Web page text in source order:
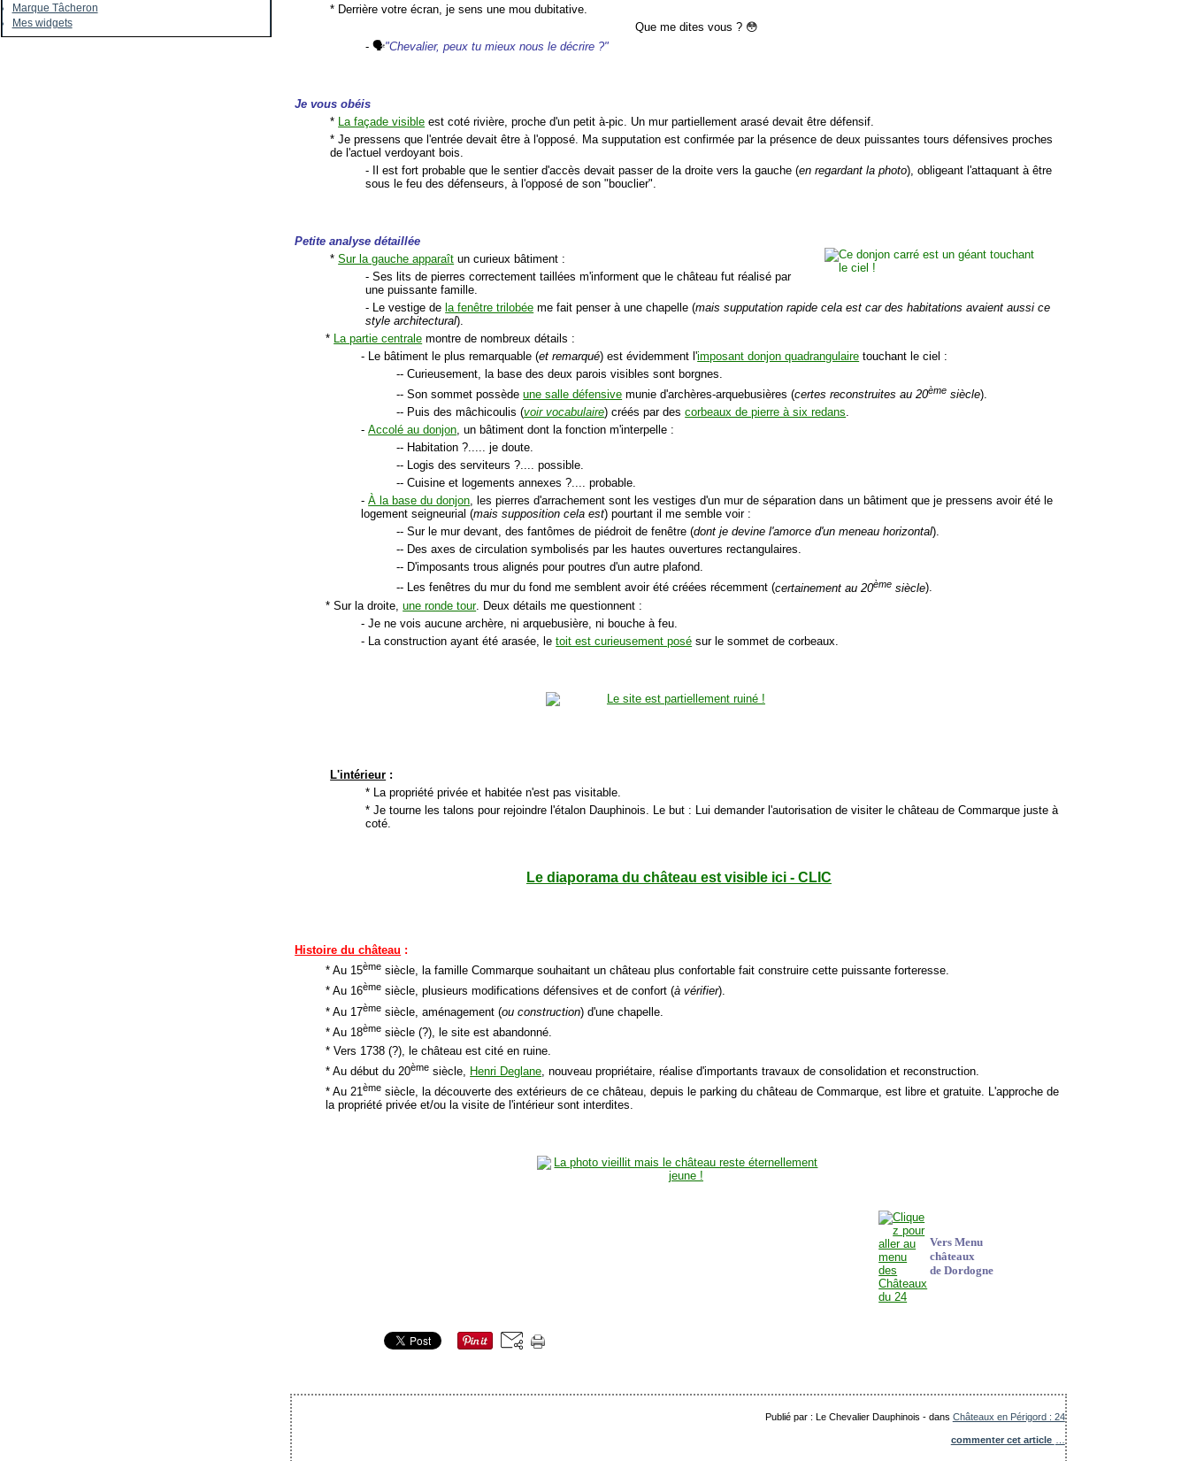
Marque Tâcheron
Mes widgets
* Derrière votre écran, je sens une mou dubitative.
Que me dites vous ? 😳
- 🗣"Chevalier, peux tu mieux nous le décrire ?"
Je vous obéis
*
La façade visible est coté rivière, proche d'un petit à-pic. Un mur partiellement arasé devait être défensif.
* Je pressens que l'entrée devait être à l'opposé. Ma supputation est confirmée par la présence de deux puissantes tours défensives proches
de l'actuel verdoyant bois.
- Il est fort probable que le sentier d'accès devait passer de la droite vers la gauche (en regardant la photo), obligeant l'attaquant à être
sous le feu des défenseurs, à l'opposé de son "bouclier".
Petite analyse détaillée
*Sur la gauche apparaît un curieux bâtiment :
- Ses lits de pierres correctement taillées m'informent que le château fut réalisé par
une puissante famille.
- Le vestige de la fenêtre trilobée me fait penser à une chapelle (mais supputation rapide cela est car des habitations avaient aussi ce
style architectural).
*
La partie centrale montre de nombreux détails :
- Le bâtiment le plus remarquable (et remarqué) est évidemment l'imposant donjon quadrangulaire touchant le ciel :
-- Curieusement, la base des deux parois visibles sont borgnes.
-- Son sommet possèdeune salle défensive munie d'archères-arquebusières (certes reconstruites au 20ème siècle).
-- Puis des mâchicoulis (voir vocabulaire) créés par descorbeaux de pierre à six redans.
-Accolé au donjon, un bâtiment dont la fonction m'interpelle :
-- Habitation ?..... je doute.
-- Logis des serviteurs ?.... possible.
-- Cuisine et logements annexes ?.... probable.
-À la base du donjon, les pierres d'arrachement sont les vestiges d'un mur de séparation dans un bâtiment que je pressens avoir été le
logement seigneurial (mais supposition cela est) pourtant il me semble voir :
-- Sur le mur devant, des fantômes de piédroit de fenêtre (dont je devine l'amorce d'un meneau horizontal).
-- Des axes de circulation symbolisés par les hautes ouvertures rectangulaires.
-- D'imposants trous alignés pour poutres d'un autre plafond.
-- Les fenêtres du mur du fond me semblent avoir été créées récemment (certainement au 20ème siècle).
* Sur la droite,une ronde tour. Deux détails me questionnent :
- Je ne vois aucune archère, ni arquebusière, ni bouche à feu.
- La construction ayant été arasée, letoit est curieusement posé sur le sommet de corbeaux.
L'intérieur :
* La propriété privée et habitée n'est pas visitable.
* Je tourne les talons pour rejoindre l'étalon Dauphinois. Le but : Lui demander l'autorisation de visiter le château de Commarque juste à
coté.
Le diaporama du château est visible ici - CLIC
Histoire du château :
* Au 15ème siècle, la famille Commarque souhaitant un château plus confortable fait construire cette puissante forteresse.
* Au 16ème siècle, plusieurs modifications défensives et de confort (à vérifier).
* Au 17ème siècle, aménagement (ou construction) d'une chapelle.
* Au 18ème siècle (?), le site est abandonné.
* Vers 1738 (?), le château est cité en ruine.
* Au début du 20ème siècle, Henri Deglane , nouveau propriétaire, réalise d'importants travaux de consolidation et reconstruction.
* Au 21ème siècle, la découverte des extérieurs de ce château, depuis le parking du château de Commarque, est libre et gratuite. L'approche de
la propriété privée et/ou la visite de l'intérieur sont interdites.
Vers Menu
châteaux
de Dordogne
Publié par : Le Chevalier Dauphinois -dans Châteaux en Périgord : 24
commenter cet article